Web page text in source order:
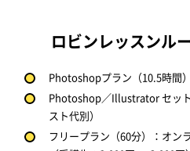
ロビンレッスンル
Photoshopプラン（10.5時間
Photoshop／Illustrator セッ
スト代別）
フリープラン（60分）：オン